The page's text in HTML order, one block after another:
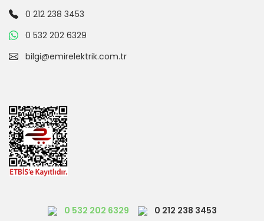
0 212 238 3453
0 532 202 6329
bilgi@emirelektrik.com.tr
0 532 202 6329 0 212 238 3453